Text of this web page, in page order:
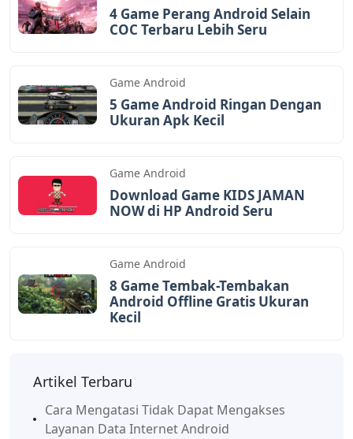
4 Game Perang Android Selain
COC Terbaru Lebih Seru
Game Android
5 Game Android Ringan Dengan
Ukuran Apk Kecil
Game Android
Download Game KIDS JAMAN
NOW di HP Android Seru
Game Android
8 Game Tembak-Tembakan
Android Offline Gratis Ukuran
Kecil
Artikel Terbaru
Cara Mengatasi Tidak Dapat Mengakses
Layanan Data Internet Android